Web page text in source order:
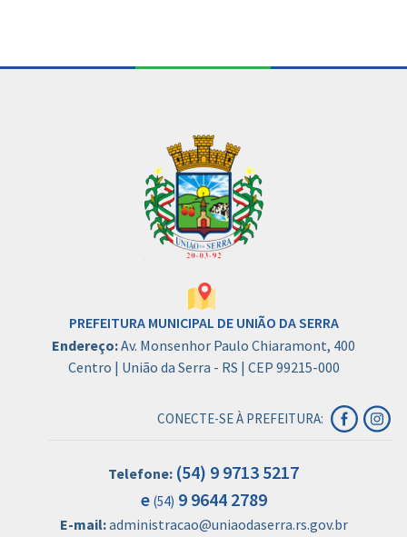
PREFEITURA MUNICIPAL DE UNIÃO DA SERRA
Endereço:Av. Monsenhor Paulo Chiaramont, 400
Centro | União da Serra - RS | CEP 99215-000
CONECTE-SE À PREFEITURA:
Telefone: (54) 9 9713 5217
e (54) 9 9644 2789
E-mail:administracao@uniaodaserra.rs.gov.br